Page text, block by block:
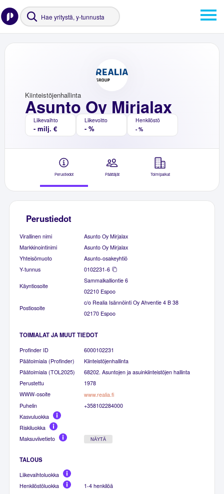
Asunto Oy Mirjalax
Kiinteistöjenhallinta
Liikevaihto
- milj. €
Liikevoitto
- %
Henkilöstö
- %
Perustiedot Päättäjät Toimipaikat
Perustiedot
Virallinen nimi
Asunto Oy Mirjalax
Markkinointinimi
Asunto Oy Mirjalax
Yhteisömuoto
Asunto-osakeyhtiö
Y-tunnus
0102231-6
Käyntiosoite
Sammalkalliontie 6
02210 Espoo
Postiosoite
c/o Realia Isännöinti Oy Ahventie 4 B 38
02170 Espoo
TOIMIALAT JA MUUT TIEDOT
Profinder ID
6000102231
Päätoimiala (Profinder)
Kiinteistöjenhallinta
Päätoimiala (TOL2025)
68202. Asuntojen ja asuinkiinteistöjen hallinta
Perustettu
1978
WWW-osoite
www.realia.fi
Puhelin
+358102284000
Kasvuluokka
Riskiluokka
Maksuviivetieto
NÄYTÄ
TALOUS
Liikevaihtoluokka
Henkilöstöluokka
1-4 henkilöä